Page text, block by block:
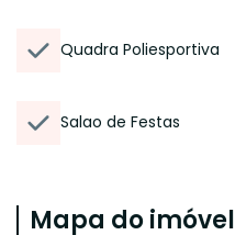
Quadra Poliesportiva
Salao de Festas
Mapa do imóvel